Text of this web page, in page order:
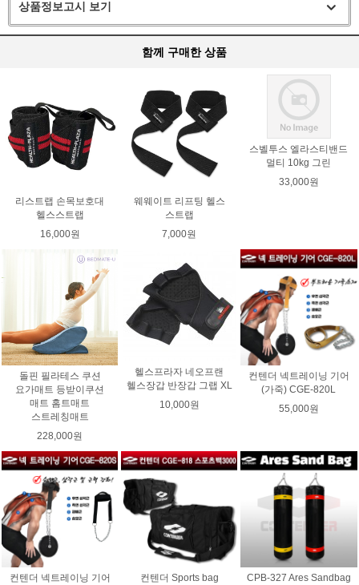
상품정보고시 보기
함께 구매한 상품
리스트랩 손목보호대
헬스스트랩
16,000원
웨웨이트 리프팅 헬스
스트랩
7,000원
스벨투스 엘라스티밴드
멀티 10kg 그린
33,000원
돌핀 필라테스 쿠션
요가매트 등받이쿠션
매트 홈트매트
스트레칭매트
228,000원
헬스프라자 네오프랜
헬스장갑 반장갑 그랩 XL
10,000원
컨텐더 넥트레이닝 기어
(가죽) CGE-820L
55,000원
컨텐더 넥트레이닝 기어
컨텐더 Sports bag
CPB-327 Ares Sandbag